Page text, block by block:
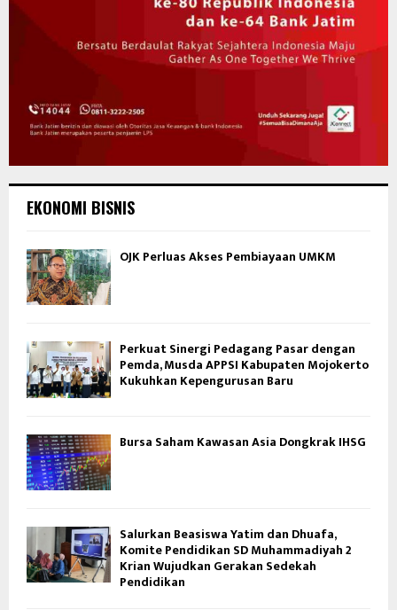
EKONOMI BISNIS
OJK Perluas Akses Pembiayaan UMKM
Perkuat Sinergi Pedagang Pasar dengan
Pemda, Musda APPSI Kabupaten Mojokerto
Kukuhkan Kepengurusan Baru
Bursa Saham Kawasan Asia Dongkrak IHSG
Salurkan Beasiswa Yatim dan Dhuafa,
Komite Pendidikan SD Muhammadiyah 2
Krian Wujudkan Gerakan Sedekah
Pendidikan